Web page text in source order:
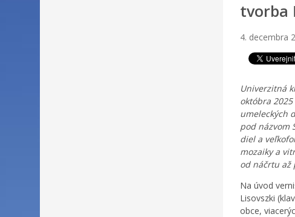
tvorba
4. decembra
Univerzitná
októbra
umeleckých
pod názvom
diel a
mozaiky a
od náčrtu až
Na úvod
Lisovszki
obce,